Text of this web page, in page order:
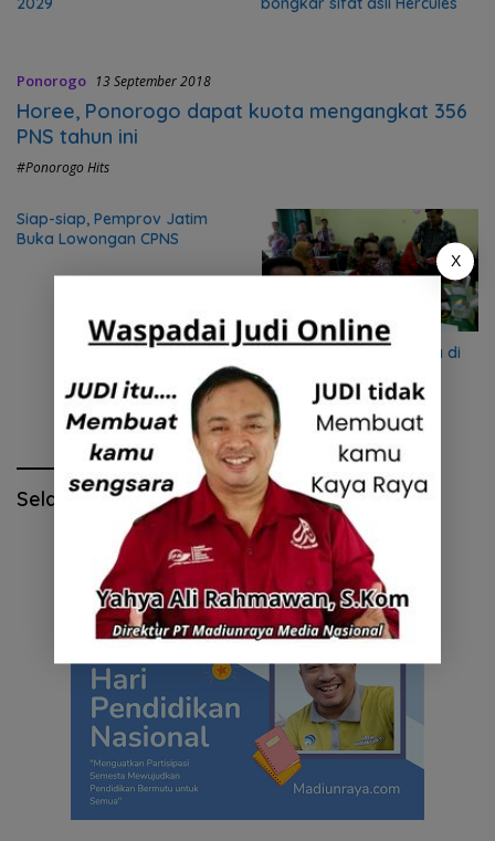
Ponorogo 13 September 2018
Horee, Ponorogo dapat kuota mengangkat 356
PNS tahun ini
#Ponorogo Hits
Siap-siap, Pemprov Jatim
Buka Lowongan CPNS
SK Pensiun 67 PNS Purna di
Pacitan diserahkan
Selamat Hari Pendidikan Nasional
X